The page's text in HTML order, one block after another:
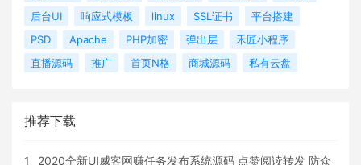
后台UI
响应式模板 linux SSL证书
平台搭建
PSD
Apache PHP加密 弹出层
禾匠小程序
直播源码
推广 首页N格 商城源码 私有云盘
推荐下载
1
2020全新UI威客网赚任务发布系统源码 点赞阅读转发 防众